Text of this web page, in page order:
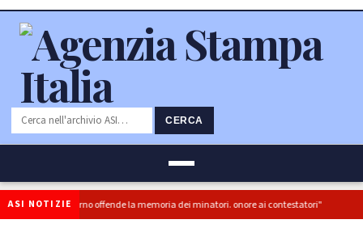
CERCA
ASI NOTIZIE
del governo offende la memoria dei minatori. onore ai contestatori"